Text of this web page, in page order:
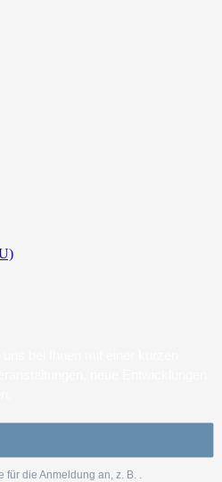
die Anmeldung an, z. B.